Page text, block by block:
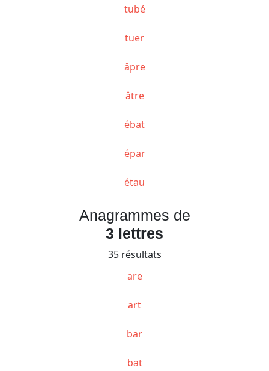
tubé
tuer
âpre
âtre
ébat
épar
étau
Anagrammes de
3 lettres
35 résultats
are
art
bar
bat